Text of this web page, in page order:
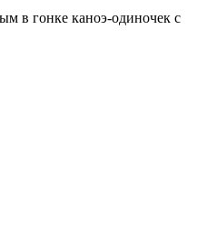
в гонке каноэ-одиночек с